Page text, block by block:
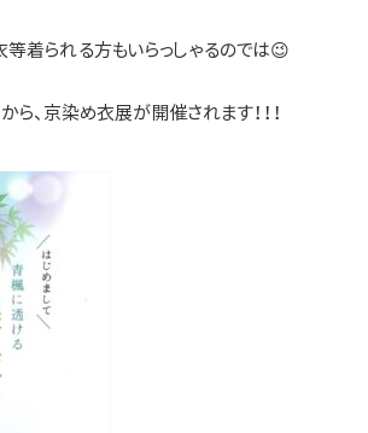
着られる方もいらっしゃるのでは😉
ら、京染め衣展が開催されます！！！